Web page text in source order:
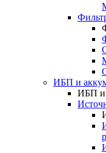
ИБП и
ИБП и